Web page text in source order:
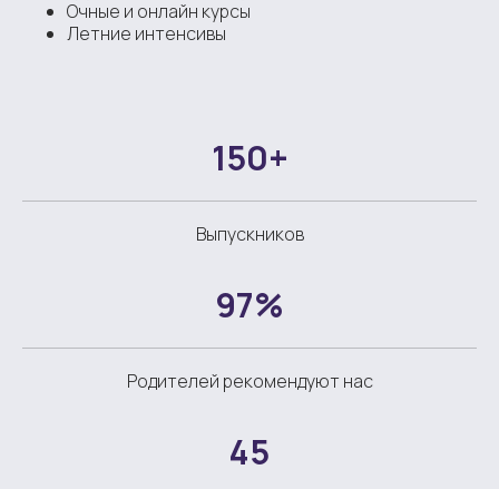
Очные и онлайн курсы
Летние интенсивы
150+
Выпускников
97%
Родителей рекомендуют нас
45